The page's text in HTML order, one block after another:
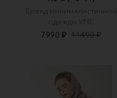
Бренд минималистичной
одежды VNE
7990 ₽ 11490 ₽